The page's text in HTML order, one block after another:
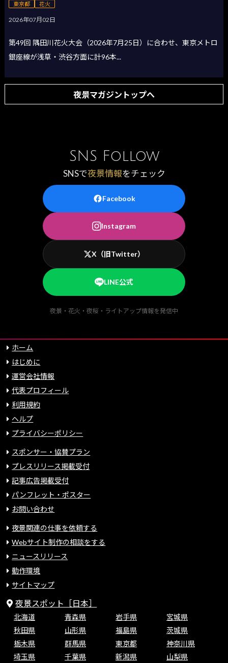
東京都 花火
2026年07月02日
第49回 隅田川花火大会（2026年7月25日）に合わせ、東京メトロ
銀座線が浅草・渋谷方面に計96本...
夜景マガジントップへ
SNS Follow
SNSで夜景情報をチェック
Facebook
Instagram
X（旧Twitter）
LINE公式
夜景・花火・夜桜・ライトアップ情報を発信中
ホーム
はじめに
運営会社情報
代表プロフィール
利用規約
ヘルプ
プライバシーポリシー
スポンサー・協賛プラン
プレスリリース掲載受付
記事広告掲載受付
パンフレット・ポスター
お問い合わせ
夜景関連の仕事を依頼する
Webサイト制作の相談をする
ニュースリリース
動作環境
サイトマップ
夜景スポット［日本］
北海道 青森県 岩手県
宮城県
秋田県
山形県 福島県
茨城県
栃木県
群馬県 東京都
神奈川県
埼玉県
千葉県 新潟県
山梨県